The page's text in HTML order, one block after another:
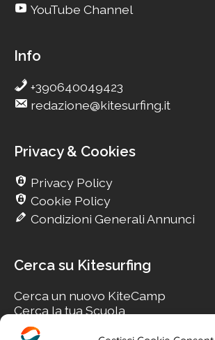
YouTube Channel
Info
+390640049423
redazione@kitesurfing.it
Privacy & Cookies
Privacy Policy
Cookie Policy
Condizioni Generali Annunci
Cerca su Kitesurfing
Cerca un nuovo KiteCamp
Cerca la tua Scuola
Cerca il tuo KiteSpot